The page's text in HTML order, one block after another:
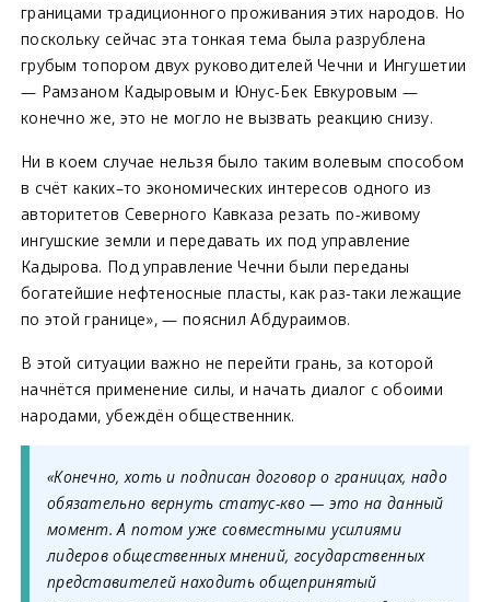
границами традиционного проживания этих народов. Но
поскольку сейчас эта тонкая тема была разрублена
грубым топором двух руководителей Чечни и Ингушетии
— Рамзаном Кадыровым и Юнус-Бек Евкуровым —
конечно же, это не могло не вызвать реакцию снизу.
Ни в коем случае нельзя было таким волевым способом
в счёт каких–то экономических интересов одного из
авторитетов Северного Кавказа резать по-живому
ингушские земли и передавать их под управление
Кадырова. Под управление Чечни были переданы
богатейшие нефтеносные пласты, как раз-таки лежащие
по этой границе», — пояснил Абдураимов.
В этой ситуации важно не перейти грань, за которой
начнётся применение силы, и начать диалог с обоими
народами, убеждён общественник.
«Конечно, хоть и подписан договор о границах, надо
обязательно вернуть статус-кво — это на данный
момент. А потом уже совместными усилиями
лидеров общественных мнений, государственных
представителей находить общепринятый